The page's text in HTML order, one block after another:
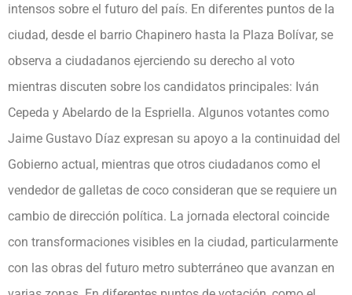
intensos sobre el futuro del país. En diferentes puntos de la
ciudad, desde el barrio Chapinero hasta la Plaza Bolívar, se
observa a ciudadanos ejerciendo su derecho al voto
mientras discuten sobre los candidatos principales: Iván
Cepeda y Abelardo de la Espriella. Algunos votantes como
Jaime Gustavo Díaz expresan su apoyo a la continuidad del
Gobierno actual, mientras que otros ciudadanos como el
vendedor de galletas de coco consideran que se requiere un
cambio de dirección política. La jornada electoral coincide
con transformaciones visibles en la ciudad, particularmente
con las obras del futuro metro subterráneo que avanzan en